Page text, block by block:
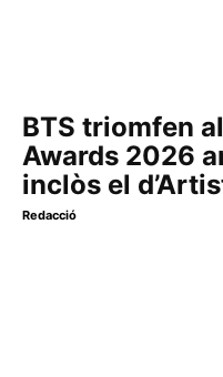
BTS triomfen
Awards 2026
inclòs el
Redacció